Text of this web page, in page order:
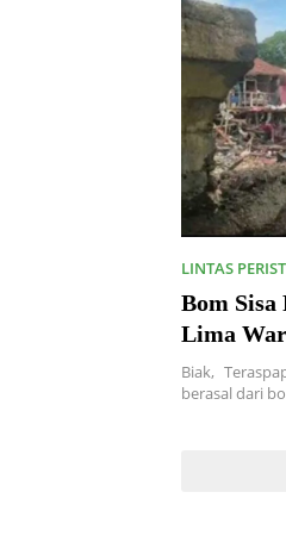
LINTAS
Bom
Lima
Biak,
berasal dari